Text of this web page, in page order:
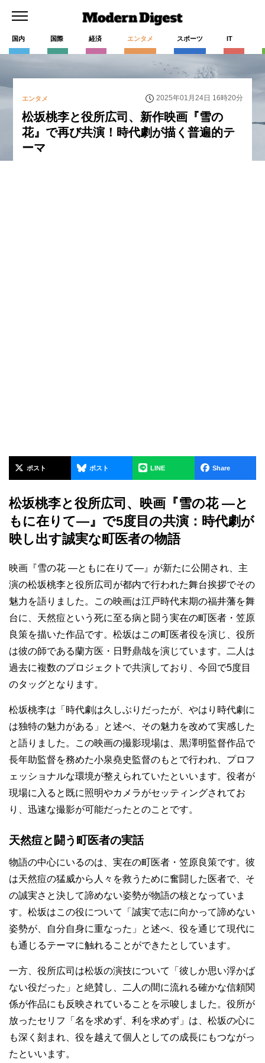
国内 国際 経済 エンタメ スポーツ IT
エンタメ 2025年01月24日 16時20分
松坂桃李と役所広司、新作映画『雪の
花』で再び共演！時代劇が描く普遍的テ
ーマ
ポスト ポスト LINE Share
松坂桃李と役所広司、映画『雪の花 ―と
もに在りて―』で5度目の共演：時代劇が
映し出す誠実な町医者の物語
映画『雪の花 ―ともに在りて―』が新たに公開され、主
演の松坂桃李と役所広司が都内で行われた舞台挨拶でその
魅力を語りました。この映画は江戸時代末期の福井藩を舞
台に、天然痘という死に至る病と闘う実在の町医者・笠原
良策を描いた作品です。松坂はこの町医者役を演じ、役所
は彼の師である蘭方医・日野鼎哉を演じています。二人は
過去に複数のプロジェクトで共演しており、今回で5度目
のタッグとなります。
松坂桃李は「時代劇は久しぶりだったが、やはり時代劇に
は独特の魅力がある」と述べ、その魅力を改めて実感した
と語りました。この映画の撮影現場は、黒澤明監督作品で
長年助監督を務めた小泉堯史監督のもとで行われ、プロフ
ェッショナルな環境が整えられていたといいます。役者が
現場に入ると既に照明やカメラがセッティングされてお
り、迅速な撮影が可能だったとのことです。
天然痘と闘う町医者の実話
物語の中心にいるのは、実在の町医者・笠原良策です。彼
は天然痘の猛威から人々を救うために奮闘した医者で、そ
の誠実さと決して諦めない姿勢が物語の核となっていま
す。松坂はこの役について「誠実で志に向かって諦めない
姿勢が、自分自身に重なった」と述べ、役を通じて現代に
も通じるテーマに触れることができたとしています。
一方、役所広司は松坂の演技について「彼しか思い浮かば
ない役だった」と絶賛し、二人の間に流れる確かな信頼関
係が作品にも反映されていることを示唆しました。役所が
放ったセリフ「名を求めず、利を求めず」は、松坂の心に
も深く刻まれ、役を越えて個人としての成長にもつながっ
たといいます。